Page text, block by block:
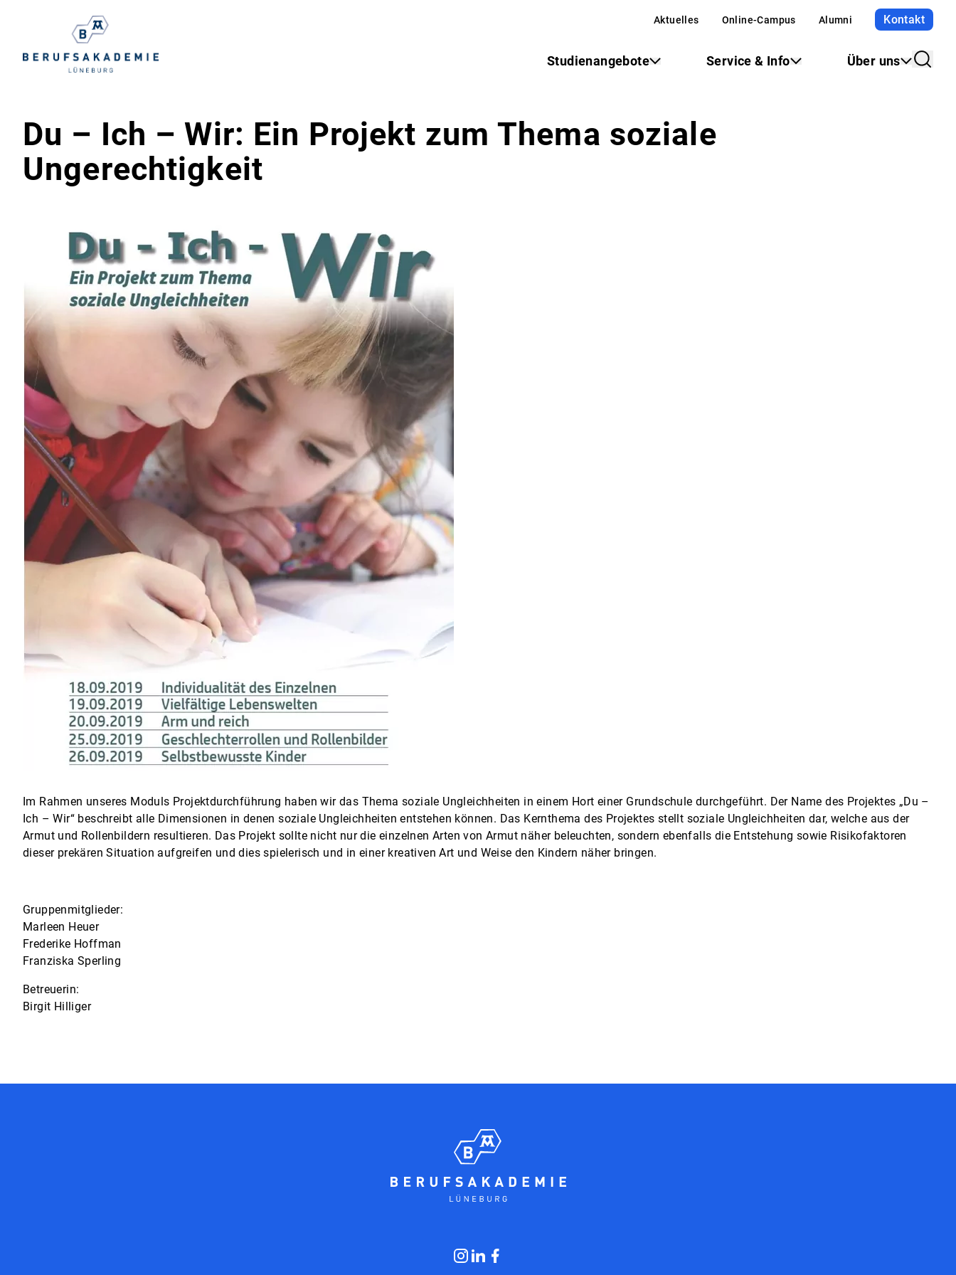
Studienangebote Service & Info Über uns
Aktuelles Online-Campus Alumni Kontakt
Du – Ich – Wir: Ein Projekt zum Thema soziale
Ungerechtigkeit
Im Rahmen unseres Moduls Projektdurchführung haben wir das Thema soziale Ungleichheiten in einem Hort einer Grundschule durchgeführt. Der Name des Projektes „Du –
Ich – Wir“ beschreibt alle Dimensionen in denen soziale Ungleichheiten entstehen können. Das Kernthema des Projektes stellt soziale Ungleichheiten dar, welche aus der
Armut und Rollenbildern resultieren. Das Projekt sollte nicht nur die einzelnen Arten von Armut näher beleuchten, sondern ebenfalls die Entstehung sowie Risikofaktoren
dieser prekären Situation aufgreifen und dies spielerisch und in einer kreativen Art und Weise den Kindern näher bringen.
Gruppenmitglieder:
Marleen Heuer
Frederike Hoffman
Franziska Sperling
Betreuerin:
Birgit Hilliger